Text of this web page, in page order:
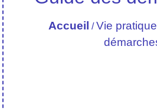
Accueil /Vie pratique